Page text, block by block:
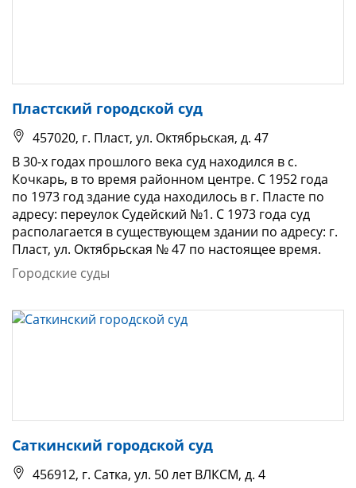
Пластский городской суд
457020, г. Пласт, ул. Октябрьская, д. 47
В 30-х годах прошлого века суд находился в с.
Кочкарь, в то время районном центре. С 1952 года
по 1973 год здание суда находилось в г. Пласте по
адресу: переулок Судейский №1. С 1973 года суд
располагается в существующем здании по адресу: г.
Пласт, ул. Октябрьская № 47 по настоящее время.
Городские суды
Саткинский городской суд
456912, г. Сатка, ул. 50 лет ВЛКСМ, д. 4